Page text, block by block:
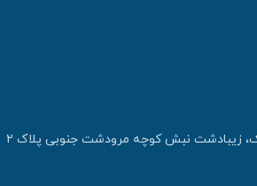
آدرس: تهران، دهکده المپیک، زیبادشت نبش کوچه مرودشت جنوبی پلاک ۲